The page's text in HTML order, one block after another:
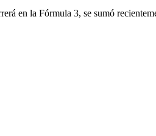
en la Fórmula 3, se sumó